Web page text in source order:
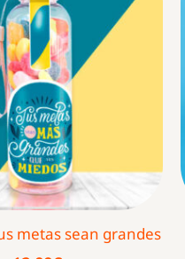
metas sean grandes